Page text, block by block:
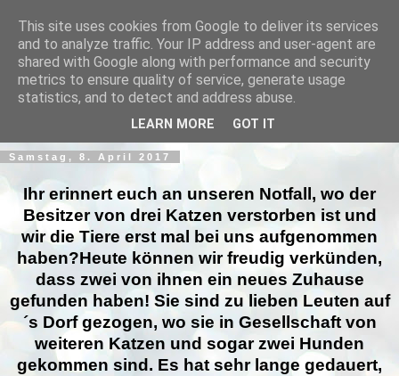
Samstag, 8. April 2017
Ihr erinnert euch an unseren Notfall, wo der
Besitzer von drei Katzen verstorben ist und
wir die Tiere erst mal bei uns aufgenommen
haben?Heute können wir freudig verkünden,
dass zwei von ihnen ein neues Zuhause
gefunden haben! Sie sind zu lieben Leuten auf
´s Dorf gezogen, wo sie in Gesellschaft von
weiteren Katzen und sogar zwei Hunden
gekommen sind. Es hat sehr lange gedauert,
This site uses cookies from Google to deliver its services
and to analyze traffic. Your IP address and user-agent are
shared with Google along with performance and security
metrics to ensure quality of service, generate usage
statistics, and to detect and address abuse.
LEARN MORE GOT IT